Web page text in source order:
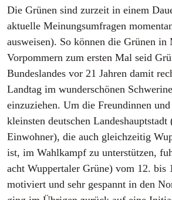
Die Grünen sind zurzeit in einem
aktuelle Meinungsumfragen
ausweisen). So können die Grünen in
Vorpommern zum ersten Mal seid
Bundeslandes vor 21 Jahren damit
Landtag im wunderschönen
einzuziehen. Um die Freundinnen
kleinsten deutschen Landeshauptstadt
Einwohner), die auch gleichzeitig
ist, im Wahlkampf zu unterstützen,
acht Wuppertaler Grüne) vom 12. bis
motiviert und sehr gespannt in den